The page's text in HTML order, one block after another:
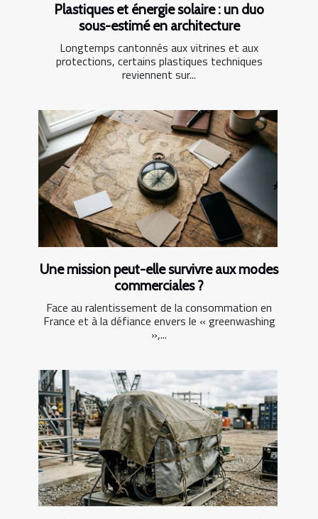
Plastiques et énergie solaire : un duo
sous-estimé en architecture
Longtemps cantonnés aux vitrines et aux
protections, certains plastiques techniques
reviennent sur...
Une mission peut-elle survivre aux modes
commerciales ?
Face au ralentissement de la consommation en
France et à la défiance envers le « greenwashing
»,...